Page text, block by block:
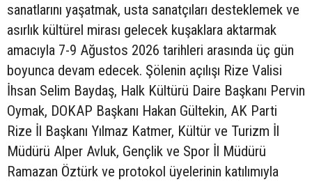
sanatlarını yaşatmak, usta sanatçıları desteklemek ve
asırlık kültürel mirası gelecek kuşaklara aktarmak
amacıyla 7-9 Ağustos 2026 tarihleri arasında üç gün
boyunca devam edecek. Şölenin açılışı Rize Valisi
İhsan Selim Baydaş, Halk Kültürü Daire Başkanı Pervin
Oymak, DOKAP Başkanı Hakan Gültekin, AK Parti
Rize İl Başkanı Yılmaz Katmer, Kültür ve Turizm İl
Müdürü Alper Avluk, Gençlik ve Spor İl Müdürü
Ramazan Öztürk ve protokol üyelerinin katılımıyla